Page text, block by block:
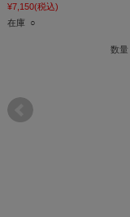
¥7,150(税込)
在庫 ○
数量